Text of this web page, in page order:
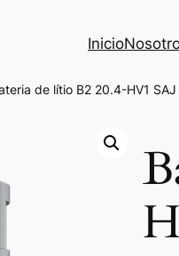
Inicio
de lítio B2 20.4-HV1 SAJ